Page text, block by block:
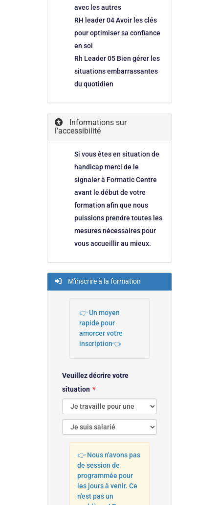
avec les autres
RH leader 04 Avoir les clés
pour optimiser sa confiance
en soi
Rh Leader 05 Bien gérer les
situations embarrassantes
du quotidien
Informations sur
l'accessibilité
Si vous êtes en situation de
handicap merci de le
signaler à Formatic Centre
avant le début de votre
formation afin que nous
puissions prendre toutes les
mesures nécessaires pour
vous accueillir au mieux.
M'inscrire à la formation
👉 Un moyen
rapide pour
amorcer votre
inscription👈
Veuillez décrire votre
situation
👉 Nous n'avons pas
de session de
programmée pour
les jours à venir. Ce
n'est pas un